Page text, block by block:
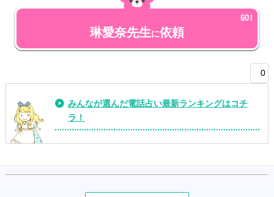
琳愛奈先生に依頼
0
みんなが選んだ電話占い最新ランキングはコチ
ラ！